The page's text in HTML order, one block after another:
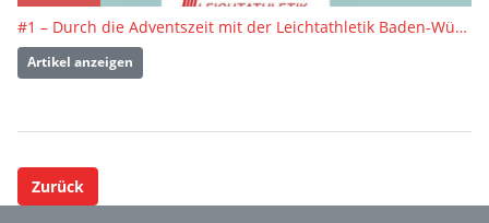
#1 – Durch die Adventszeit mit der Leichtathletik Baden-Württemberg
Artikel anzeigen
Zurück